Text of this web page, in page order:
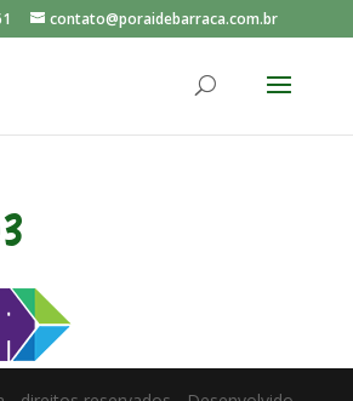
contato@poraidebarraca.com.br